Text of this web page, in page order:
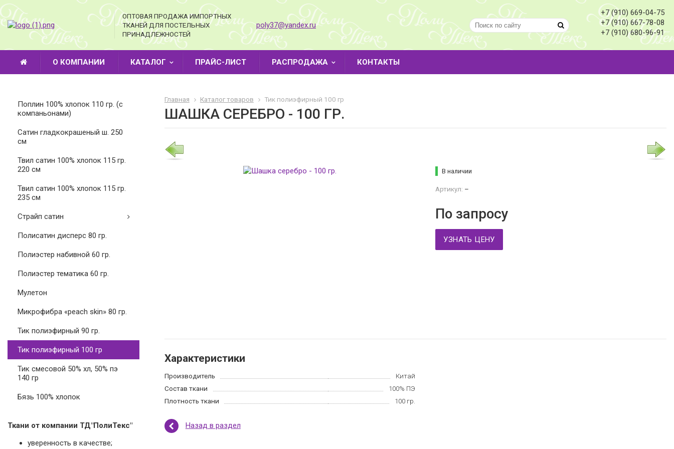
ОПТОВАЯ ПРОДАЖА ИМПОРТНЫХ
ТКАНЕЙ ДЛЯ ПОСТЕЛЬНЫХ
ПРИНАДЛЕЖНОСТЕЙ
poly37@yandex.ru
+7 (910) 669-04-75
+7 (910) 667-78-08
+7 (910) 680-96-91
О КОМПАНИИ КАТАЛОГ ПРАЙС-ЛИСТ РАСПРОДАЖА КОНТАКТЫ
Поплин 100% хлопок 110 гр. (с
компаньонами)
Cатин гладкокрашеный ш. 250
см
Твил сатин 100% хлопок 115 гр.
220 см
Твил сатин 100% хлопок 115 гр.
235 см
Страйп сатин
Полисатин дисперс 80 гр.
Полиэстер набивной 60 гр.
Полиэстер тематика 60 гр.
Мулетон
Микрофибра «peach skin» 80 гр.
Тик полиэфирный 90 гр.
Тик полиэфирный 100 гр
Тик смесовой 50% хл, 50% пэ
140 гр
Бязь 100% хлопок
Ткани от компании ТД"ПолиТекс"
уверенность в качестве;
Главная Каталог товаров Тик полиэфирный 100 гр
ШАШКА СЕРЕБРО - 100 ГР.
В наличии
Артикул: –
По запросу
УЗНАТЬ ЦЕНУ
Характеристики
Производитель
Китай
Состав ткани
100% ПЭ
Плотность ткани
100 гр.
Назад в раздел